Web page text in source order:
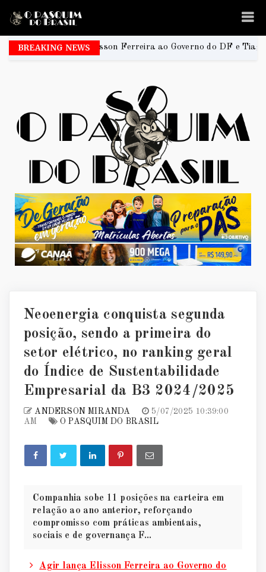
BREAKING NEWS
Elisson Ferreira ao Governo do DF e Tiago Társis ao Senado
Neoenergia conquista segunda
posição, sendo a primeira do
setor elétrico, no ranking geral
do Índice de Sustentabilidade
Empresarial da B3 2024/2025
ANDERSON MIRANDA
5/07/2025 10:39:00
AM
O PASQUIM DO BRASIL
Companhia sobe 11 posições na carteira em
relação ao ano anterior, reforçando
compromisso com práticas ambientais,
sociais e de governança F...
Agir lança Elisson Ferreira ao Governo do